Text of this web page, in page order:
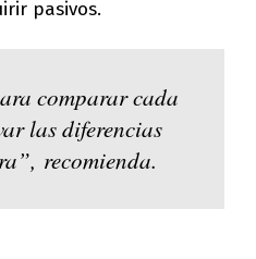
pasivos.
comparar cada
las diferencias
recomienda.